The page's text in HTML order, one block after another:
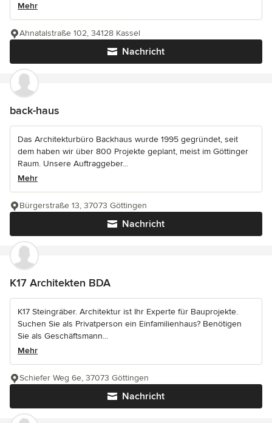
Mehr
Nachricht
Ahnatalstraße 102, 34128 Kassel
back-haus
Das Architekturbüro Backhaus wurde 1995 gegründet, seit
dem haben wir über 800 Projekte geplant, meist im Göttinger
Raum. Unsere Auftraggeber...
Mehr
Nachricht
Bürgerstraße 13, 37073 Göttingen
K17 Architekten BDA
K17 Steingräber. Architektur ist Ihr Experte für Bauprojekte.
Suchen Sie als Privatperson ein Einfamilienhaus? Benötigen
Sie als Geschäftsmann...
Mehr
Nachricht
Schiefer Weg 6e, 37073 Göttingen